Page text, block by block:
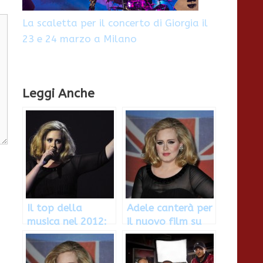
La scaletta per il concerto di Giorgia il
23 e 24 marzo a Milano
Leggi Anche
Il top della
musica nel 2012:
Adele, Gotye,
Madonna e One
Adele canterà per
il nuovo film su
James Bond